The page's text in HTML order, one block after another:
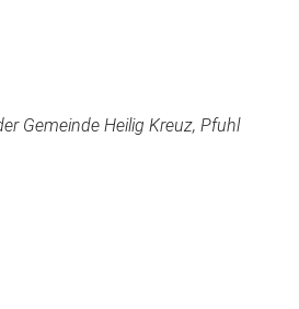
Gemeinde Heilig Kreuz, Pfuhl